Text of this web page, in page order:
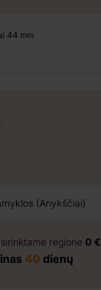
44 mm
(Anykščiai)
regione 0 €
40 dienų